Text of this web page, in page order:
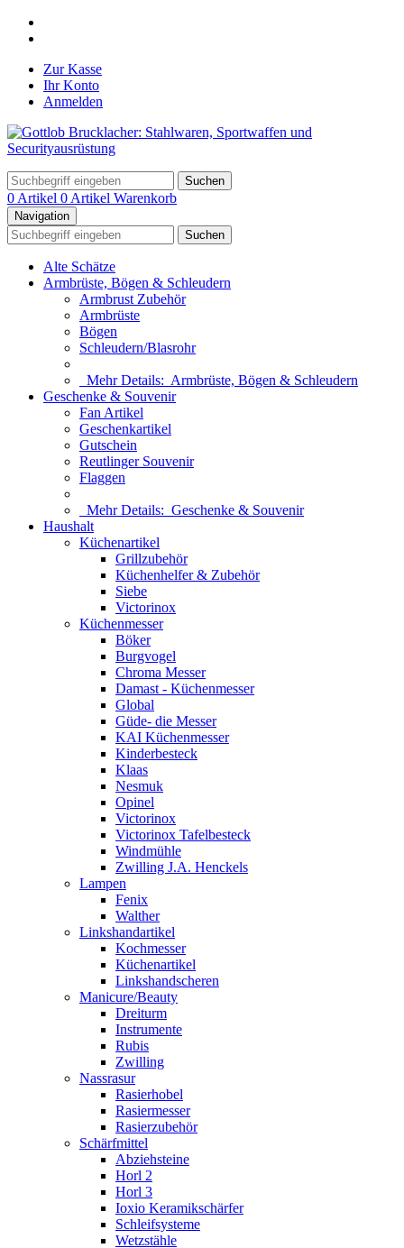
Zur Kasse
Ihr Konto
Anmelden
Suchen
0 Artikel 0 Artikel Warenkorb
Navigation
Suchen
Alte Schätze
Armbrüste, Bögen & Schleudern
Armbrust Zubehör
Armbrüste
Bögen
Schleudern/Blasrohr
Mehr Details: Armbrüste, Bögen & Schleudern
Geschenke & Souvenir
Fan Artikel
Geschenkartikel
Gutschein
Reutlinger Souvenir
Flaggen
Mehr Details: Geschenke & Souvenir
Haushalt
Küchenartikel
Grillzubehör
Küchenhelfer & Zubehör
Siebe
Victorinox
Küchenmesser
Böker
Burgvogel
Chroma Messer
Damast - Küchenmesser
Global
Güde- die Messer
KAI Küchenmesser
Kinderbesteck
Klaas
Nesmuk
Opinel
Victorinox
Victorinox Tafelbesteck
Windmühle
Zwilling J.A. Henckels
Lampen
Fenix
Walther
Linkshandartikel
Kochmesser
Küchenartikel
Linkshandscheren
Manicure/Beauty
Dreiturm
Instrumente
Rubis
Zwilling
Nassrasur
Rasierhobel
Rasiermesser
Rasierzubehör
Schärfmittel
Abziehsteine
Horl 2
Horl 3
Ioxio Keramikschärfer
Schleifsysteme
Wetzstähle